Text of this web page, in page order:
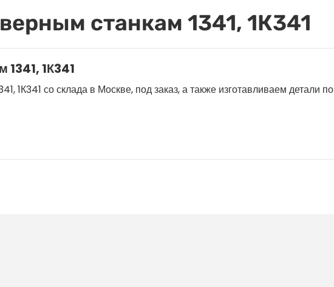
станкам 1341, 1К341
1К341
1К341 со склада в Москве, под заказ, а также изготавливаем детали по